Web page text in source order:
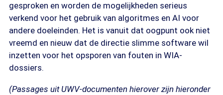
gesproken en worden de mogelijkheden serieus
verkend voor het gebruik van algoritmes en AI voor
andere doeleinden. Het is vanuit dat oogpunt ook niet
vreemd en nieuw dat de directie slimme software wil
inzetten voor het opsporen van fouten in WIA-
dossiers.
(Passages uit UWV-documenten hierover zijn hieronder